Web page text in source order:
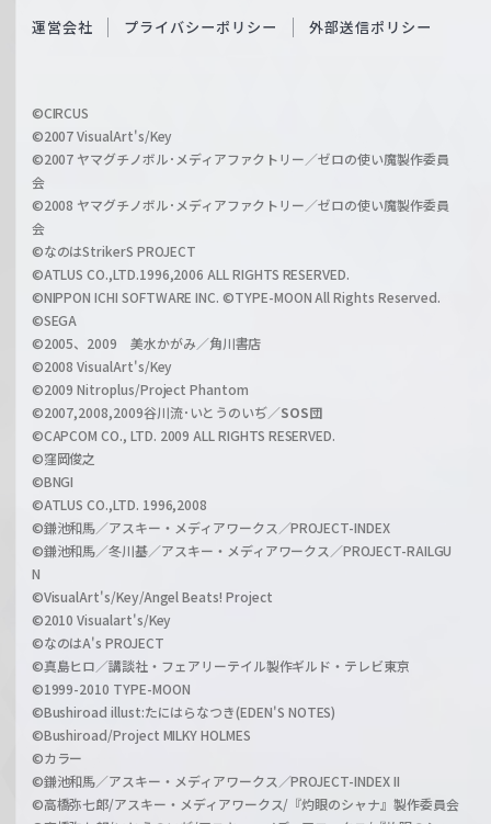
c
a
r
z
O
i
l
h
a
n
l
運営会社 プライバシーポリシー 外部送信ポリシー
©CIRCUS
©2007 VisualArt's/Key
©2007 ヤマグチノボル･メディアファクトリー／ゼロの使い魔製作委員
会
©2008 ヤマグチノボル･メディアファクトリー／ゼロの使い魔製作委員
会
©なのはStrikerS PROJECT
©ATLUS CO.,LTD.1996,2006 ALL RIGHTS RESERVED.
©NIPPON ICHI SOFTWARE INC. ©TYPE-MOON All Rights Reserved.
©SEGA
©2005、2009 美水かがみ／角川書店
©2008 VisualArt's/Key
©2009 Nitroplus/Project Phantom
©2007,2008,2009谷川流･いとうのいぢ／SOS団
©CAPCOM CO., LTD. 2009 ALL RIGHTS RESERVED.
©窪岡俊之
©BNGI
©ATLUS CO.,LTD. 1996,2008
©鎌池和馬／アスキー・メディアワークス／PROJECT-INDEX
©鎌池和馬／冬川基／アスキー・メディアワークス／PROJECT-RAILGU
N
©VisualArt's/Key/Angel Beats! Project
©2010 Visualart's/Key
©なのはA's PROJECT
©真島ヒロ／講談社・フェアリーテイル製作ギルド・テレビ東京
©1999-2010 TYPE-MOON
©Bushiroad illust:たにはらなつき(EDEN'S NOTES)
©Bushiroad/Project MILKY HOLMES
©カラー
©鎌池和馬／アスキー・メディアワークス／PROJECT-INDEX II
©高橋弥七郎/アスキー・メディアワークス/『灼眼のシャナ』製作委員会